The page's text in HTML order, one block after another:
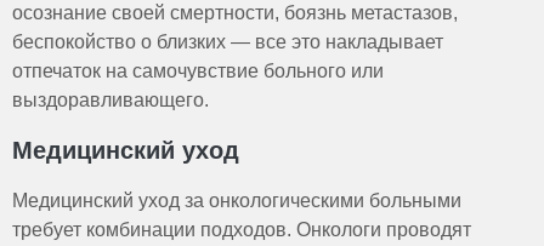
осознание своей смертности, боязнь метастазов,
беспокойство о близких — все это накладывает
отпечаток на самочувствие больного или
выздоравливающего.
Медицинский уход
Медицинский уход за онкологическими больными
требует комбинации подходов. Онкологи проводят